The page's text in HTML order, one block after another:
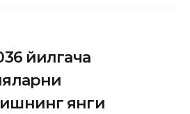
йилгача
янги